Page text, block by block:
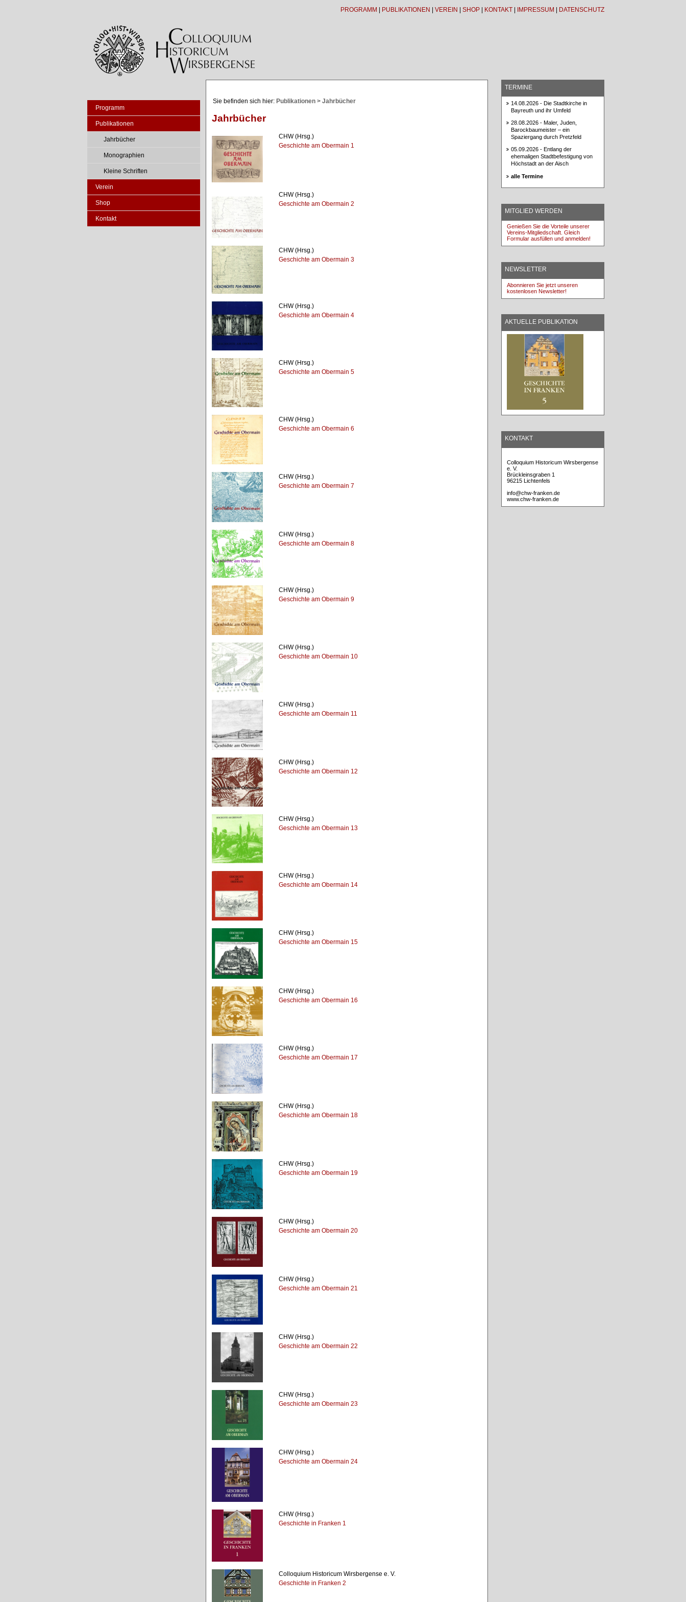
PROGRAMM PUBLIKATIONEN VEREIN SHOP KONTAKT IMPRESSUM DATENSCHUTZ
Programm
Publikationen
Jahrbücher
Monographien
Kleine Schriften
Verein
Shop
Kontakt
Sie befinden sich hier: Publikationen > Jahrbücher
Jahrbücher
CHW (Hrsg.)
Geschichte am Obermain 1
CHW (Hrsg.)
Geschichte am Obermain 2
CHW (Hrsg.)
Geschichte am Obermain 3
CHW (Hrsg.)
Geschichte am Obermain 4
CHW (Hrsg.)
Geschichte am Obermain 5
CHW (Hrsg.)
Geschichte am Obermain 6
CHW (Hrsg.)
Geschichte am Obermain 7
CHW (Hrsg.)
Geschichte am Obermain 8
CHW (Hrsg.)
Geschichte am Obermain 9
CHW (Hrsg.)
Geschichte am Obermain 10
CHW (Hrsg.)
Geschichte am Obermain 11
CHW (Hrsg.)
Geschichte am Obermain 12
CHW (Hrsg.)
Geschichte am Obermain 13
CHW (Hrsg.)
Geschichte am Obermain 14
CHW (Hrsg.)
Geschichte am Obermain 15
CHW (Hrsg.)
Geschichte am Obermain 16
CHW (Hrsg.)
Geschichte am Obermain 17
CHW (Hrsg.)
Geschichte am Obermain 18
CHW (Hrsg.)
Geschichte am Obermain 19
CHW (Hrsg.)
Geschichte am Obermain 20
CHW (Hrsg.)
Geschichte am Obermain 21
CHW (Hrsg.)
Geschichte am Obermain 22
CHW (Hrsg.)
Geschichte am Obermain 23
CHW (Hrsg.)
Geschichte am Obermain 24
CHW (Hrsg.)
Geschichte in Franken 1
Colloquium Historicum Wirsbergense e. V.
Geschichte in Franken 2
TERMINE
14.08.2026 - Die Stadtkirche in
Bayreuth und ihr Umfeld
28.08.2026 - Maler, Juden,
Barockbaumeister – ein
Spaziergang durch Pretzfeld
05.09.2026 - Entlang der
ehemaligen Stadtbefestigung von
Höchstadt an der Aisch
alle Termine
MITGLIED WERDEN
Genießen Sie die Vorteile unserer
Vereins-Mitgliedschaft. Gleich
Formular ausfüllen und anmelden!
NEWSLETTER
Abonnieren Sie jetzt unseren
kostenlosen Newsletter!
AKTUELLE PUBLIKATION
KONTAKT
Colloquium Historicum Wirsbergense
e. V.
Brückleinsgraben 1
96215 Lichtenfels
info@chw-franken.de
www.chw-franken.de